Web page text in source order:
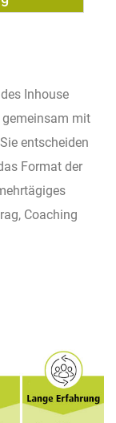
Inhouse
gemeinsam mit
entscheiden
Format der
Coaching